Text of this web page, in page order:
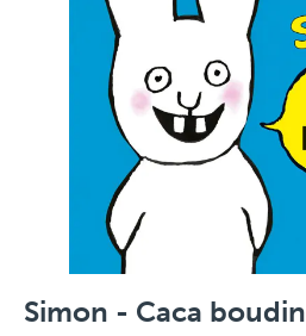
Simon - Caca boudin